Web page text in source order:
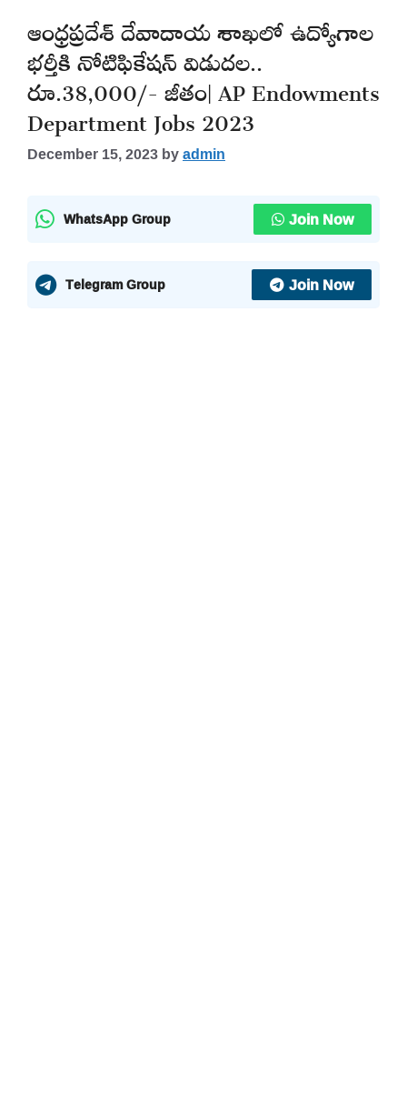
ఆంధ్రప్రదేశ్ దేవాదాయ శాఖలో ఉద్యోగాల
భర్తీకి నోటిఫికేషన్ విడుదల..
రూ.38,000/- జీతం| AP Endowments
Department Jobs 2023
December 15, 2023byadmin
WhatsApp Group Join Now
Telegram Group Join Now